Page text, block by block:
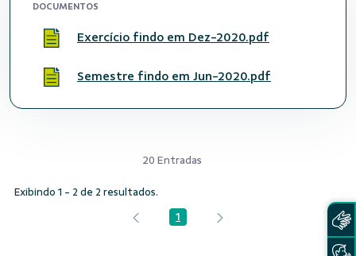
DOCUMENTOS
Exercício findo em Dez-2020.pdf
Semestre findo em Jun-2020.pdf
20 Entradas
Exibindo 1 - 2 de 2 resultados.
Página
1